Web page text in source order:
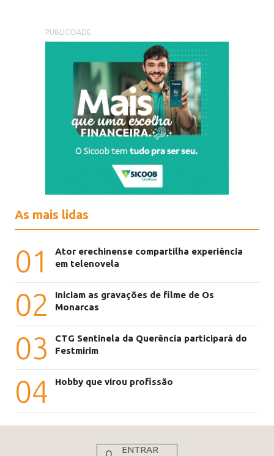
PUBLICIDADE
As mais lidas
01
Ator erechinense compartilha experiência
em telenovela
02
Iniciam as gravações de filme de Os
Monarcas
03
CTG Sentinela da Querência participará do
Festmirim
04 Hobby que virou profissão
ENTRAR